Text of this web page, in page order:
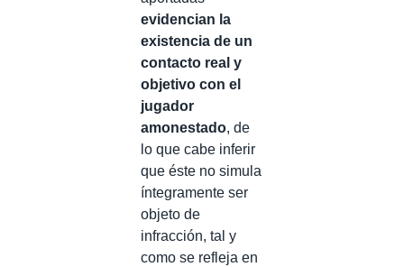
evidencian la
existencia de un
contacto real y
objetivo con el
jugador
amonestado, de
lo que cabe inferir
que éste no simula
íntegramente ser
objeto de
infracción, tal y
como se refleja en